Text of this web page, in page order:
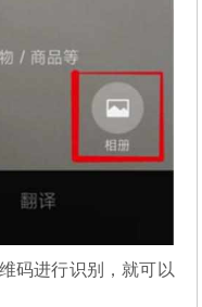
码进行识别，就可以